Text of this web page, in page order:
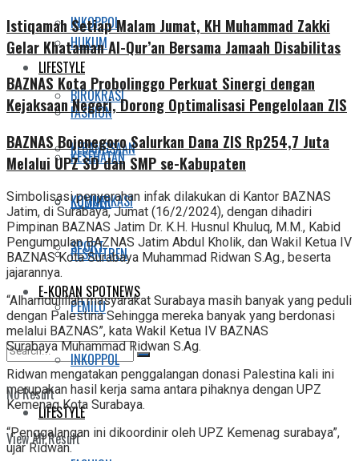
INKOPPOL
LIFESTYLE
FASHION
KESEHATAN
KULINER
SPORT
E-KORAN SPOTNEWS
No Result
View All Result
HUKUM
BIROKRASI
KEBANGSAAN
KOMUNIKASI
PESANTREN
PEMILU
INKOPPOL
LIFESTYLE
Istiqamah Setiap Malam Jumat, KH Muhammad Zakki
Gelar Khataman Al-Qur’an Bersama Jamaah Disabilitas
BAZNAS Kota Probolinggo Perkuat Sinergi dengan
Kejaksaan Negeri, Dorong Optimalisasi Pengelolaan ZIS
BAZNAS Bojonegoro Salurkan Dana ZIS Rp254,7 Juta
Melalui UPZ SD dan SMP se-Kabupaten
Simbolisasi penyerahan infak dilakukan di Kantor BAZNAS
Jatim, di Surabaya, Jumat (16/2/2024), dengan dihadiri
Pimpinan BAZNAS Jatim Dr. K.H. Husnul Khuluq, M.M., Kabid
Pengumpulan BAZNAS Jatim Abdul Kholik, dan Wakil Ketua IV
BAZNAS Kota Surabaya Muhammad Ridwan S.Ag., beserta
jajarannya.
“Alhamdulillah masyarakat Surabaya masih banyak yang peduli
dengan Palestina Sehingga mereka banyak yang berdonasi
melalui BAZNAS”, kata Wakil Ketua IV BAZNAS
Surabaya Muhammad Ridwan S.Ag.
Ridwan mengatakan penggalangan donasi Palestina kali ini
merupakan hasil kerja sama antara pihaknya dengan UPZ
Kemenag Kota Surabaya.
“Penggalangan ini dikoordinir oleh UPZ Kemenag surabaya”,
ujar Ridwan.